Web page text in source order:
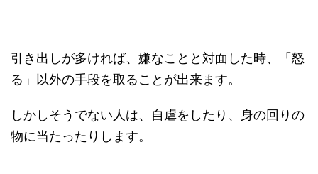
引き出しが多ければ、嫌なことと対面した時、「怒
る」以外の手段を取ることが出来ます。
しかしそうでない人は、自虐をしたり、身の回りの
物に当たったりします。